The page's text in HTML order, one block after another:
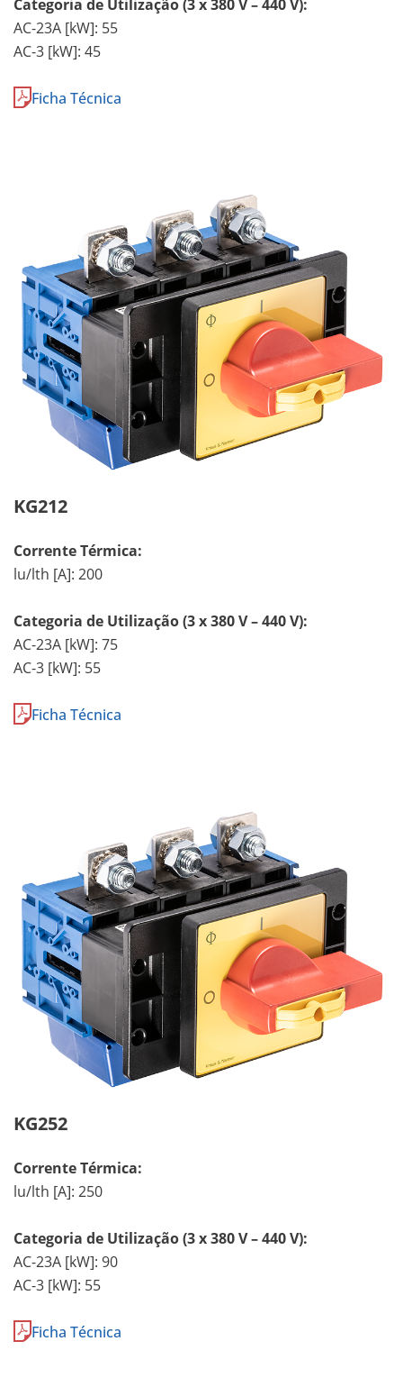
Categoria de Utilização (3 x 380 V – 440 V):
AC-23A [kW]: 55
AC-3 [kW]: 45
Ficha Técnica
KG212
Corrente Térmica:
lu/lth [A]: 200
Categoria de Utilização (3 x 380 V – 440 V):
AC-23A [kW]: 75
AC-3 [kW]: 55
Ficha Técnica
KG252
Corrente Térmica:
lu/lth [A]: 250
Categoria de Utilização (3 x 380 V – 440 V):
AC-23A [kW]: 90
AC-3 [kW]: 55
Ficha Técnica